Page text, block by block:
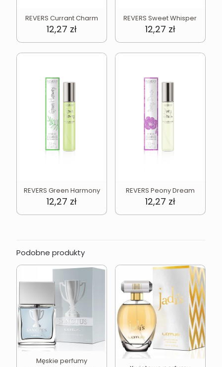
REVERS Currant Charm
12,27 zł
REVERS Sweet Whisper
12,27 zł
REVERS Green Harmony
12,27 zł
REVERS Peony Dream
12,27 zł
Podobne produkty
Męskie perfumy